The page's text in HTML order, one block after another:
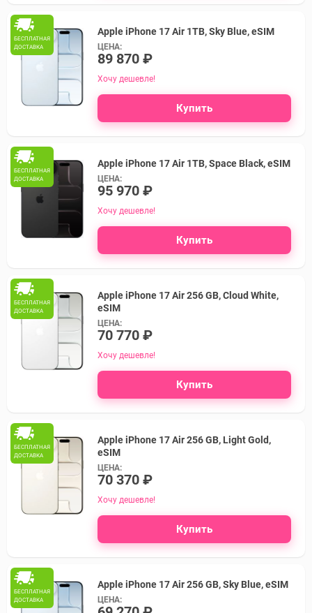
БЕСПЛАТНАЯ
ДОСТАВКА
Apple iPhone 17 Air 1TB, Sky Blue, eSIM
ЦЕНА:
89 870 ₽
Хочу дешевле!
Купить
БЕСПЛАТНАЯ
ДОСТАВКА
Apple iPhone 17 Air 1TB, Space Black, eSIM
ЦЕНА:
95 970 ₽
Хочу дешевле!
Купить
БЕСПЛАТНАЯ
ДОСТАВКА
Apple iPhone 17 Air 256 GB, Cloud White,
eSIM
ЦЕНА:
70 770 ₽
Хочу дешевле!
Купить
БЕСПЛАТНАЯ
ДОСТАВКА
Apple iPhone 17 Air 256 GB, Light Gold,
eSIM
ЦЕНА:
70 370 ₽
Хочу дешевле!
Купить
БЕСПЛАТНАЯ
ДОСТАВКА
Apple iPhone 17 Air 256 GB, Sky Blue, eSIM
ЦЕНА: